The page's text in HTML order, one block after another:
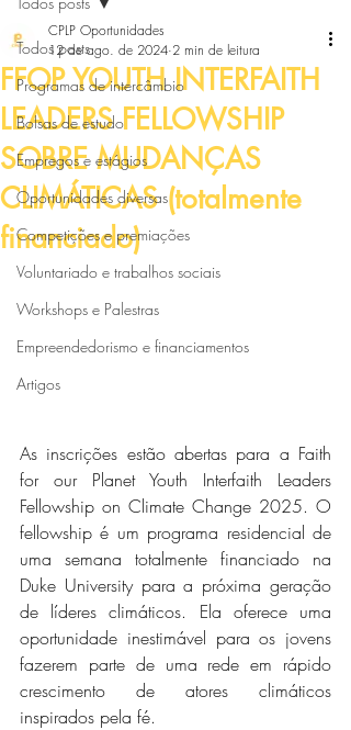
Todos posts
Programas de intercâmbio
Bolsas de estudo
Empregos e estágios
Oportunidades diversas
Competições e premiações
Voluntariado e trabalhos sociais
Workshops e Palestras
Empreendedorismo e financiamentos
Artigos
FFOP YOUTH INTERFAITH
LEADERS FELLOWSHIP
SOBRE MUDANÇAS
CLIMÁTICAS (totalmente
financiado)
CPLP Oportunidades
12 de ago. de 2024 2 min de leitura
As inscrições estão abertas para a Faith
for our Planet Youth Interfaith Leaders
Fellowship on Climate Change 2025. O
fellowship é um programa residencial de
uma semana totalmente financiado na
Duke University para a próxima geração
de líderes climáticos. Ela oferece uma
oportunidade inestimável para os jovens
fazerem parte de uma rede em rápido
crescimento de atores climáticos
inspirados pela fé.